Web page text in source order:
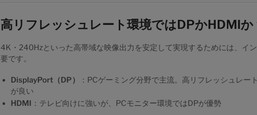
高リフレッシュレート環境ではDPかHDMIか
4K・240Hzといった高帯域な映像出力を安定して実現するためには、イ
要です。
DisplayPort（DP）
：PCゲーミング分野で主流。高リフレッシュレー
が良い
HDMI ：テレビ向けに強いが、PCモニター環境ではDPが優勢